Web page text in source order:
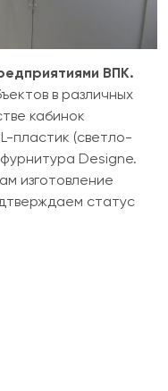
ВПК.
в различных
кабинок
пластик (светло-
Designe.
изготовление
статус